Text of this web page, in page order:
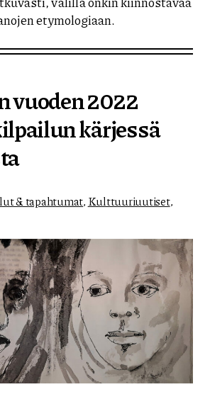
etymologiaan.
vuoden 2022
kärjessä
& tapahtumat, Kulttuuriuutiset,